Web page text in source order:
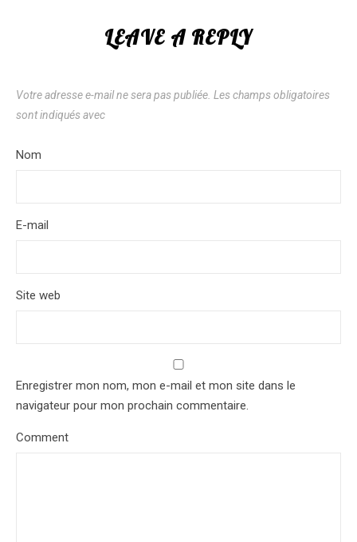
LEAVE A REPLY
Votre adresse e-mail ne sera pas publiée. Les champs obligatoires
sont indiqués avec
Nom
E-mail
Site web
Enregistrer mon nom, mon e-mail et mon site dans le
navigateur pour mon prochain commentaire.
Comment